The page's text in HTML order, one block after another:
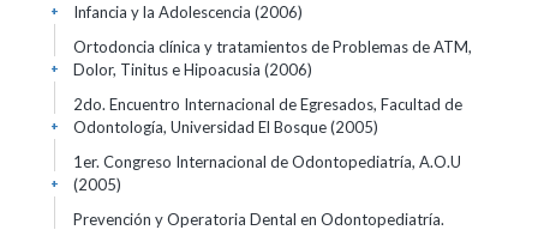
Infancia y la Adolescencia (2006)
+
Ortodoncia clínica y tratamientos de Problemas de ATM,
Dolor, Tinitus e Hipoacusia (2006)
+
2do. Encuentro Internacional de Egresados, Facultad de
Odontología, Universidad El Bosque(2005)
+
1er. Congreso Internacional de Odontopediatría, A.O.U
(2005)
+
Prevención y Operatoria Dental en Odontopediatría.